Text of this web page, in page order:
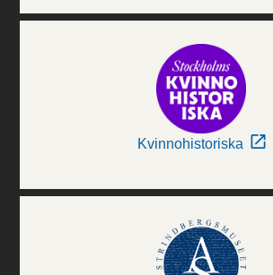
Kvinnohistoriska